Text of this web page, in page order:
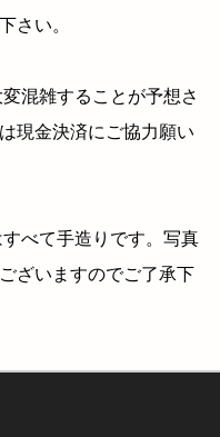
さい。
混雑することが予想さ
現金決済にご協力願い
べて手造りです。写真
ざいますのでご了承下